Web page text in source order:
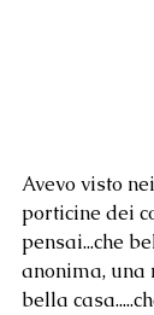
Avevo visto
porticine dei
pensai...che
anonima, una
bella